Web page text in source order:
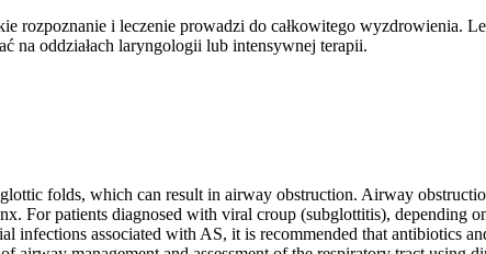
rozpoznanie i leczenie prowadzi do całkowitego wyzdrowienia.
na oddziałach laryngologii lub intensywnej terapii.
folds, which can result in airway obstruction. Airway
For patients diagnosed with viral croup (subglottitis), depending
associated with AS, it is recommended that antibiotics